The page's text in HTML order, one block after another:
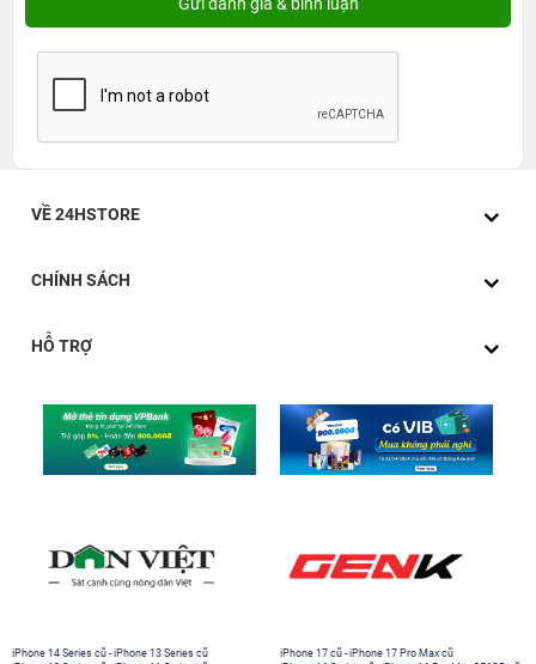
VỀ 24HSTORE
CHÍNH SÁCH
HỖ TRỢ
iPhone 14 Series cũ -iPhone 13 Series cũ
iPhone 17 cũ -iPhone 17 Pro Max cũ